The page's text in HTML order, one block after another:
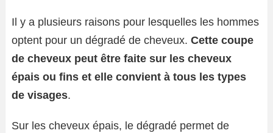
Il y a plusieurs raisons pour lesquelles les hommes
optent pour un dégradé de cheveux. Cette coupe
de cheveux peut être faite sur les cheveux
épais ou fins et elle convient à tous les types
de visages.
Sur les cheveux épais, le dégradé permet de